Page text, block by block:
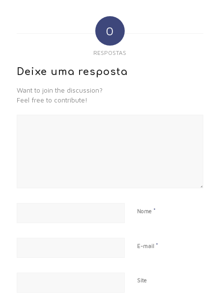
0
RESPOSTAS
Deixe uma resposta
Want to join the discussion?
Feel free to contribute!
Nome *
E-mail *
Site